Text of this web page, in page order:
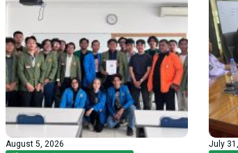
August 5, 2026
July